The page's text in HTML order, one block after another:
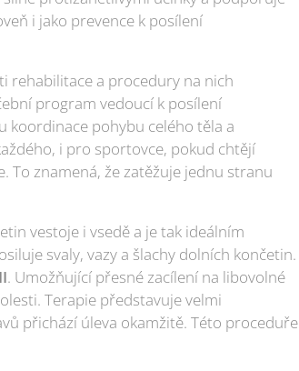
i jako prevence k posílení
rehabilitace a procedury na nich
program vedoucí k posílení
koordinace pohybu celého těla a
i pro sportovce, pokud chtějí
To znamená, že zatěžuje jednu stranu
vestoje i vsedě a je tak ideálním
svaly, vazy a šlachy dolních končetin.
. Umožňující přesné zacílení na libovolné
Terapie představuje velmi
přichází úleva okamžitě. Této proceduře